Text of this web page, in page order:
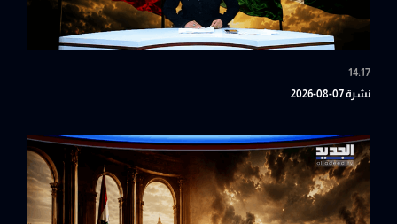
14:17
نشرة 07-08-2026